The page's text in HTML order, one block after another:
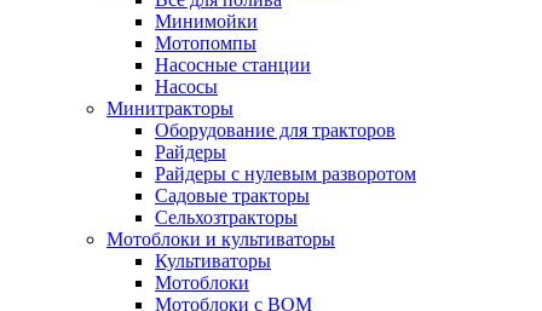
Минимойки
Мотопомпы
Насосные станции
Насосы
Минитракторы
Оборудование для тракторов
Райдеры
Райдеры с нулевым разворотом
Садовые тракторы
Сельхозтракторы
Мотоблоки и культиваторы
Культиваторы
Мотоблоки
Мотоблоки с ВОМ